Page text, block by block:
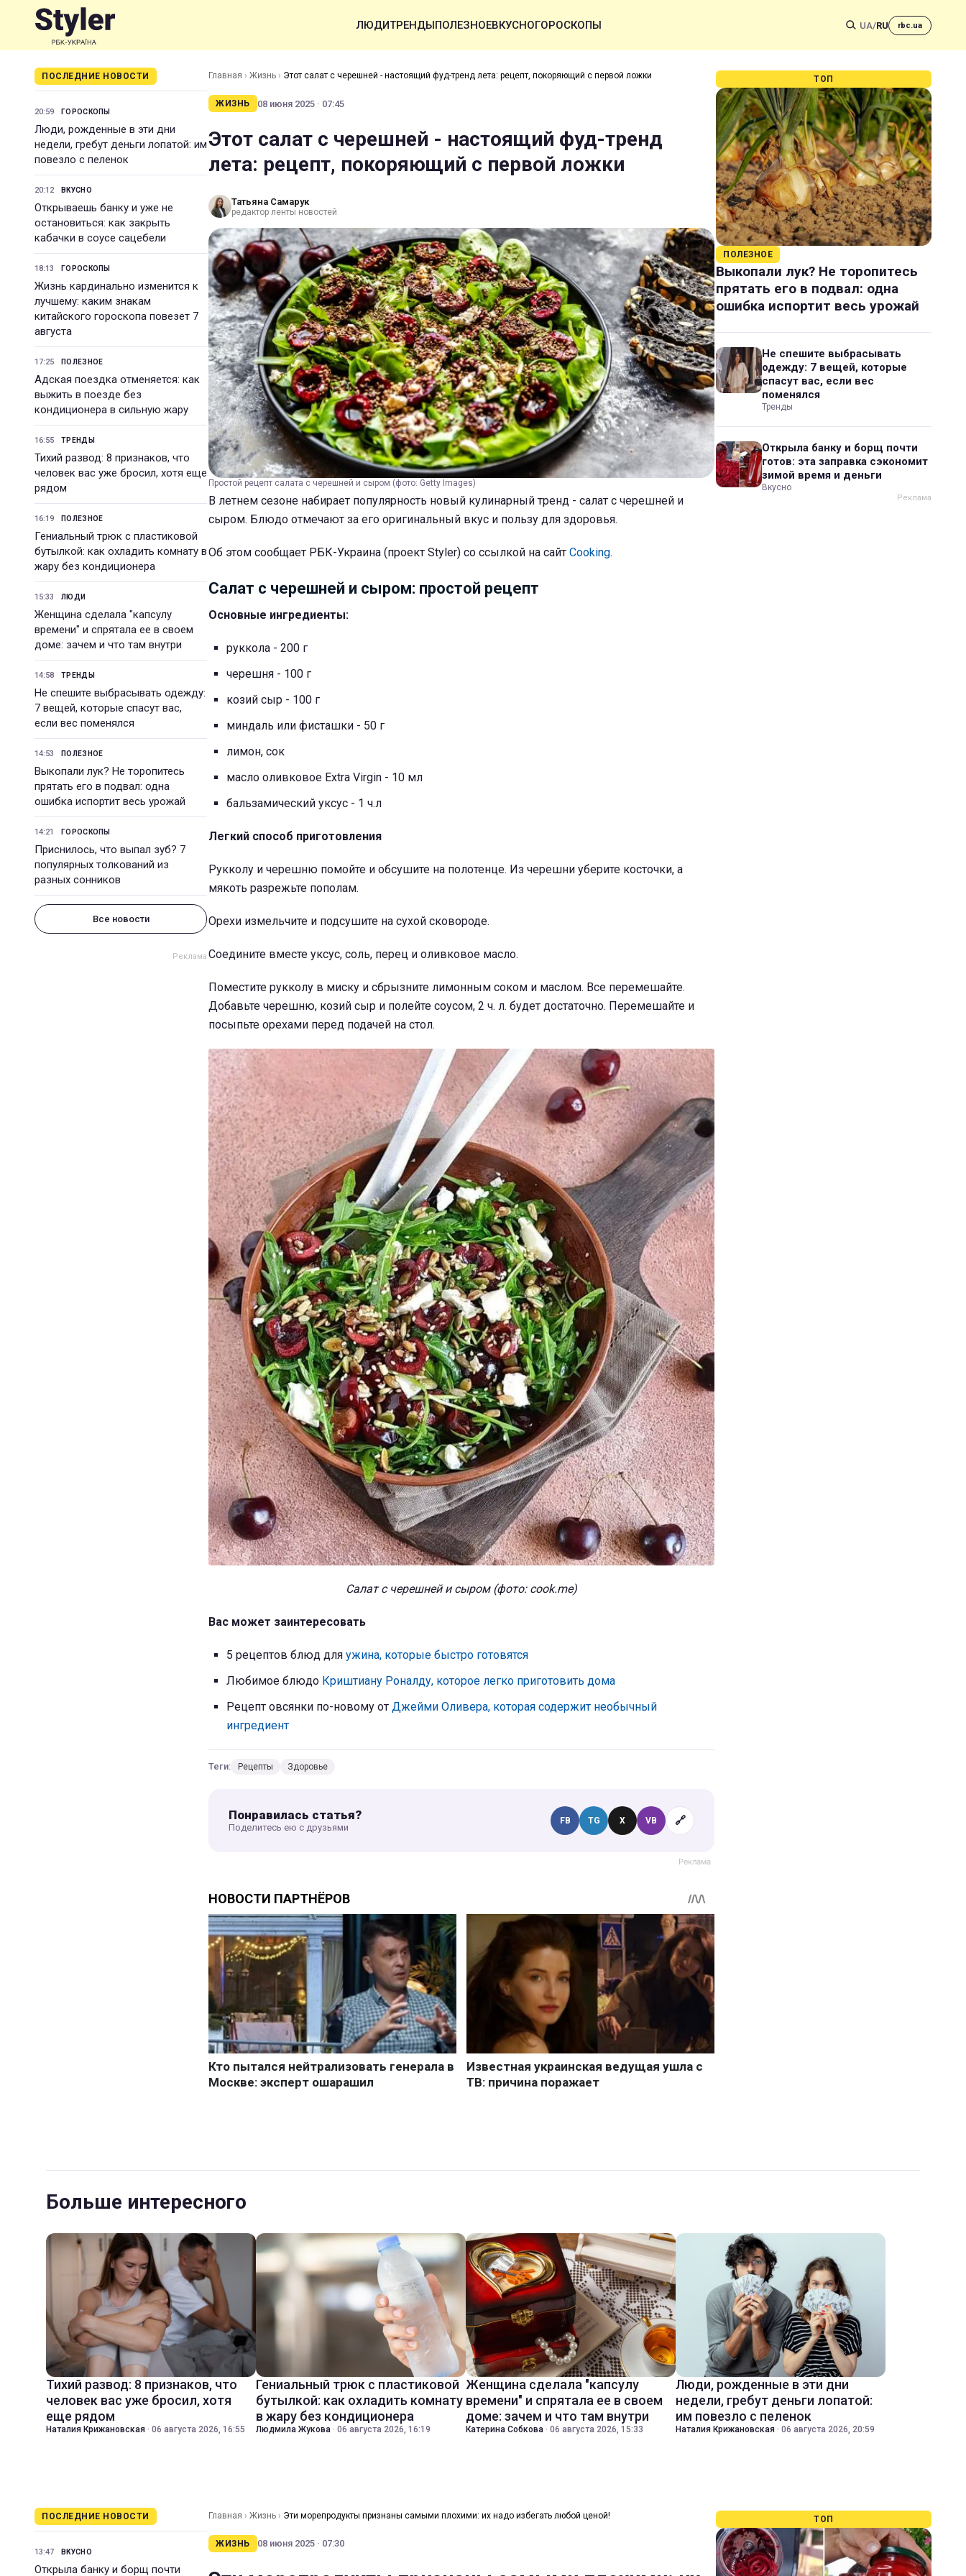
ЛЮДИТРЕНДЫПОЛЕЗНОЕВКУСНОГОРОСКОПЫ UA/RU rbc.ua
ПОСЛЕДНИЕ НОВОСТИ
20:59 ГОРОСКОПЫ
Люди, рожденные в эти дни
недели, гребут деньги лопатой: им
повезло с пеленок
20:12 ВКУСНО
Открываешь банку и уже не
остановиться: как закрыть
кабачки в соусе сацебели
18:13 ГОРОСКОПЫ
Жизнь кардинально изменится к
лучшему: каким знакам
китайского гороскопа повезет 7
августа
17:25 ПОЛЕЗНОЕ
Адская поездка отменяется: как
выжить в поезде без
кондиционера в сильную жару
16:55 ТРЕНДЫ
Тихий развод: 8 признаков, что
человек вас уже бросил, хотя еще
рядом
16:19 ПОЛЕЗНОЕ
Гениальный трюк с пластиковой
бутылкой: как охладить комнату в
жару без кондиционера
15:33 ЛЮДИ
Женщина сделала "капсулу
времени" и спрятала ее в своем
доме: зачем и что там внутри
14:58 ТРЕНДЫ
Не спешите выбрасывать одежду:
7 вещей, которые спасут вас,
если вес поменялся
14:53 ПОЛЕЗНОЕ
Выкопали лук? Не торопитесь
прятать его в подвал: одна
ошибка испортит весь урожай
14:21 ГОРОСКОПЫ
Приснилось, что выпал зуб? 7
популярных толкований из
разных сонников
Все новости
Главная › Жизнь › Этот салат с черешней - настоящий фуд-тренд лета: рецепт, покоряющий с первой ложки
ЖИЗНЬ 08 июня 2025 · 07:45
Этот салат с черешней - настоящий фуд-тренд
лета: рецепт, покоряющий с первой ложки
Татьяна Самарук
редактор ленты новостей
Простой рецепт салата с черешней и сыром (фото: Getty Images)
В летнем сезоне набирает популярность новый кулинарный тренд - салат с черешней и
сыром. Блюдо отмечают за его оригинальный вкус и пользу для здоровья.
Об этом сообщает РБК-Украина (проект Styler) со ссылкой на сайт Cooking.
Салат с черешней и сыром: простой рецепт
Основные ингредиенты:
руккола - 200 г
черешня - 100 г
козий сыр - 100 г
миндаль или фисташки - 50 г
лимон, сок
масло оливковое Extra Virgin - 10 мл
бальзамический уксус - 1 ч.л
Легкий способ приготовления
Рукколу и черешню помойте и обсушите на полотенце. Из черешни уберите косточки, а
мякоть разрежьте пополам.
Орехи измельчите и подсушите на сухой сковороде.
Соедините вместе уксус, соль, перец и оливковое масло.
Поместите рукколу в миску и сбрызните лимонным соком и маслом. Все перемешайте.
Добавьте черешню, козий сыр и полейте соусом, 2 ч. л. будет достаточно. Перемешайте и
посыпьте орехами перед подачей на стол.
Салат с черешней и сыром (фото: cook.me)
Вас может заинтересовать
5 рецептов блюд для ужина, которые быстро готовятся
Любимое блюдо Криштиану Роналду, которое легко приготовить дома
Рецепт овсянки по-новому от Джейми Оливера, которая содержит необычный
ингредиент
Теги: Рецепты Здоровье
Понравилась статья?
Поделитесь ею с друзьями
FB TG X VB 🔗
ТОП
ПОЛЕЗНОЕ
Выкопали лук? Не торопитесь
прятать его в подвал: одна
ошибка испортит весь урожай
Не спешите выбрасывать
одежду: 7 вещей, которые
спасут вас, если вес
поменялся
Тренды
Открыла банку и борщ почти
готов: эта заправка сэкономит
зимой время и деньги
Вкусно
Больше интересного
Тихий развод: 8 признаков, что
человек вас уже бросил, хотя
еще рядом
Наталия Крижановская · 06 августа 2026, 16:55
Гениальный трюк с пластиковой
бутылкой: как охладить комнату
в жару без кондиционера
Людмила Жукова · 06 августа 2026, 16:19
Женщина сделала "капсулу
времени" и спрятала ее в своем
доме: зачем и что там внутри
Катерина Собкова · 06 августа 2026, 15:33
Люди, рожденные в эти дни
недели, гребут деньги лопатой:
им повезло с пеленок
Наталия Крижановская · 06 августа 2026, 20:59
ПОСЛЕДНИЕ НОВОСТИ
13:47 ВКУСНО
Открыла банку и борщ почти
Главная › Жизнь › Эти морепродукты признаны самыми плохими: их надо избегать любой ценой!
ЖИЗНЬ 08 июня 2025 · 07:30
ТОП